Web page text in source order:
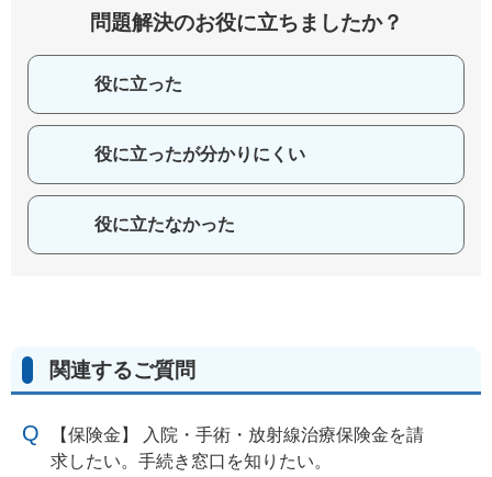
問題解決のお役に立ちましたか？
役に立った
役に立ったが分かりにくい
役に立たなかった
関連するご質問
【保険金】 入院・手術・放射線治療保険金を請
求したい。手続き窓口を知りたい。